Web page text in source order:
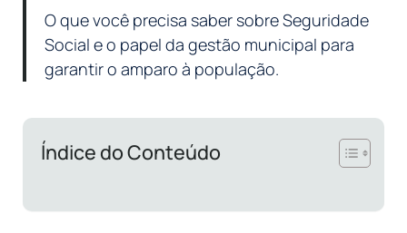
O que você precisa saber sobre Seguridade
Social e o papel da gestão municipal para
garantir o amparo à população.
Índice do Conteúdo